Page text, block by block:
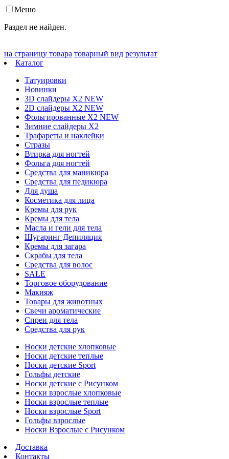
Меню
Раздел не найден.
на страницу товара товарный вид результат
Каталог
Татуировки
Новинки
3D слайдеры X2 NEW
2D слайдеры X2 NEW
Фольгированные X2 NEW
Зимние слайдеры Х2
Трафареты и наклейки
Стразы
Втирка для ногтей
Фольга для ногтей
Средства для маникюра
Средства для педикюра
Для душа
Косметика для лица
Кремы для рук
Кремы для тела
Масла и гели для тела
Шугаринг Депиляция
Кремы для загара
Скрабы для тела
Средства для волос
SALE
Торговое оборудование
Макияж
Товары для животных
Свечи ароматические
Спреи для тела
Средства для рук
Носки детские хлопковые
Носки детские теплые
Носки детские Sport
Гольфы детские
Носки детские с Рисунком
Носки взрослые хлопковые
Носки взрослые теплые
Носки взрослые Sport
Гольфы взрослые
Носки Взрослые с Рисунком
Доставка
Контакты